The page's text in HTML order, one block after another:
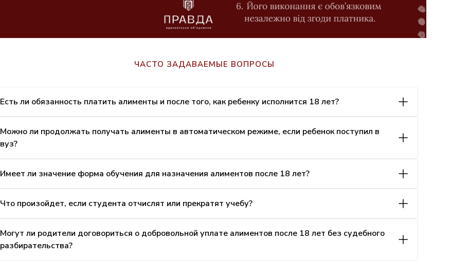
ЧАСТО ЗАДАВАЕМЫЕ ВОПРОСЫ
Есть ли обязанность платить алименты и после того, как ребенку исполнится 18 лет?
Можно ли продолжать получать алименты в автоматическом режиме, если ребенок поступил в
вуз?
Имеет ли значение форма обучения для назначения алиментов после 18 лет?
Что произойдет, если студента отчислят или прекратят учебу?
Могут ли родители договориться о добровольной уплате алиментов после 18 лет без судебного
разбирательства?